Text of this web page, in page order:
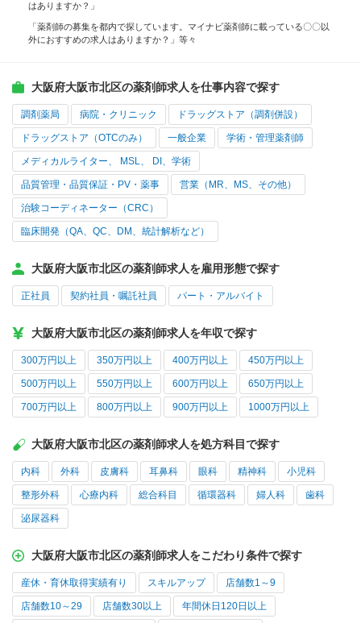
はありますか？」
「薬剤師の募集を都内で探しています。マイナビ薬剤師に載っている〇〇以
外におすすめの求人はありますか？」等々
大阪府大阪市北区の薬剤師求人を仕事内容で探す
調剤薬局 病院・クリニック ドラッグストア（調剤併設）
ドラッグストア（OTCのみ） 一般企業 学術・管理薬剤師
メディカルライター、 MSL、 DI、学術
品質管理・品質保証・PV・薬事 営業（MR、MS、その他）
治験コーディネーター（CRC）
臨床開発（QA、QC、DM、統計解析など）
大阪府大阪市北区の薬剤師求人を雇用形態で探す
正社員 契約社員・嘱託社員 パート・アルバイト
大阪府大阪市北区の薬剤師求人を年収で探す
300万円以上 350万円以上 400万円以上 450万円以上
500万円以上 550万円以上 600万円以上 650万円以上
700万円以上 800万円以上 900万円以上 1000万円以上
大阪府大阪市北区の薬剤師求人を処方科目で探す
内科 外科 皮膚科 耳鼻科 眼科 精神科 小児科
整形外科 心療内科 総合科目 循環器科 婦人科 歯科
泌尿器科
大阪府大阪市北区の薬剤師求人をこだわり条件で探す
産休・育休取得実績有り スキルアップ 店舗数1～9
店舗数10～29 店舗数30以上 年間休日120日以上